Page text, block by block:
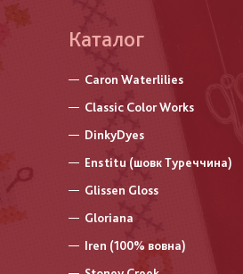
Каталог
Caron Waterlilies
Classic Color Works
DinkyDyes
Enstitu (шовк Туреччина)
Glissen Gloss
Gloriana
Iren (100% вовна)